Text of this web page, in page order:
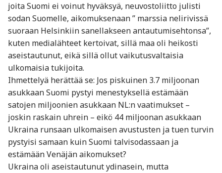
joita Suomi ei voinut hyväksyä, neuvostoliitto julisti
sodan Suomelle, aikomuksenaan ” marssia nelirivissä
suoraan Helsinkiin sanellakseen antautumisehtonsa”,
kuten medialähteet kertoivat, sillä maa oli heikosti
aseistautunut, eikä sillä ollut vaikutusvaltaisia
ulkomaisia tukijoita.
Ihmettelyä herättää se: Jos piskuinen 3.7 miljoonan
asukkaan Suomi pystyi menestyksellä estämään
satojen miljoonien asukkaan NL:n vaatimukset –
joskin raskain uhrein – eikö 44 miljoonan asukkaan
Ukraina runsaan ulkomaisen avustusten ja tuen turvin
pystyisi samaan kuin Suomi talvisodassaan ja
estämään Venäjän aikomukset?
Ukraina oli aseistautunut ydinasein, mutta